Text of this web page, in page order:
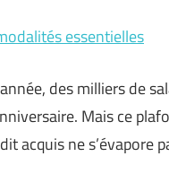
essentielles
des milliers de
Mais ce
acquis ne s’évapore